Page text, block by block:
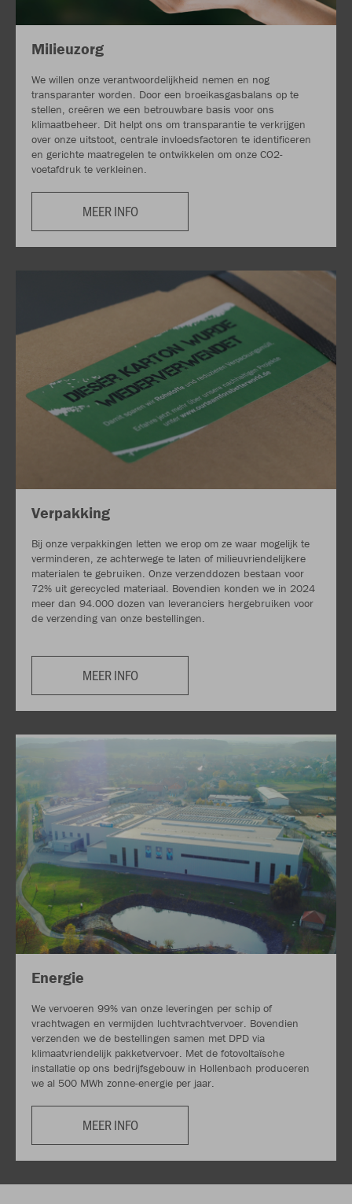
Milieuzorg
We willen onze verantwoordelijkheid nemen en nog
transparanter worden. Door een broeikasgasbalans op te
stellen, creëren we een betrouwbare basis voor ons
klimaatbeheer. Dit helpt ons om transparantie te verkrijgen
over onze uitstoot, centrale invloedsfactoren te identificeren
en gerichte maatregelen te ontwikkelen om onze CO2-
voetafdruk te verkleinen.
MEER INFO
Verpakking
Bij onze verpakkingen letten we erop om ze waar mogelijk te
verminderen, ze achterwege te laten of milieuvriendelijkere
materialen te gebruiken. Onze verzenddozen bestaan voor
72% uit gerecycled materiaal. Bovendien konden we in 2024
meer dan 94.000 dozen van leveranciers hergebruiken voor
de verzending van onze bestellingen.
MEER INFO
Energie
We vervoeren 99% van onze leveringen per schip of
vrachtwagen en vermijden luchtvrachtvervoer. Bovendien
verzenden we de bestellingen samen met DPD via
klimaatvriendelijk pakketvervoer. Met de fotovoltaïsche
installatie op ons bedrijfsgebouw in Hollenbach produceren
we al 500 MWh zonne-energie per jaar.
MEER INFO